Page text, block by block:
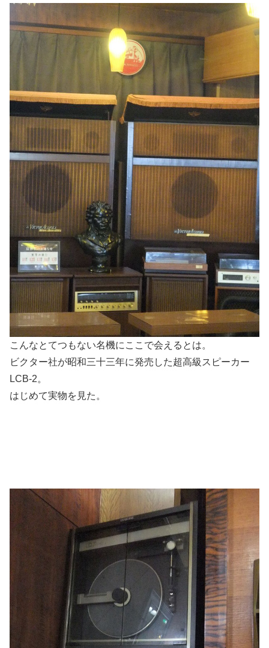
こんなとてつもない名機にここで会えるとは。
ビクター社が昭和三十三年に発売した超高級スピーカー
LCB-2。
はじめて実物を見た。